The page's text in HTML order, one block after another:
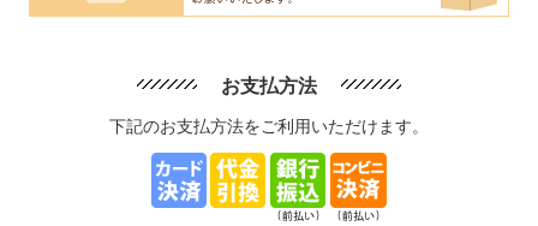
お支払方法
下記のお支払方法をご利用いただけます。